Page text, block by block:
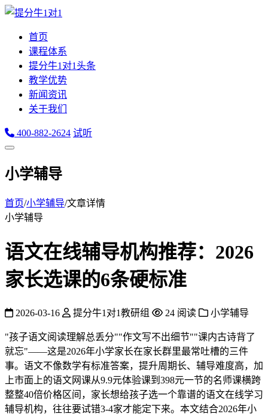
首页
课程体系
提分牛1对1头条
教学优势
新闻资讯
关于我们
400-882-2624 试听
小学辅导
首页/小学辅导/文章详情
小学辅导
语文在线辅导机构推荐：2026
家长选课的6条硬标准
2026-03-16 提分牛1对1教研组 24 阅读 小学辅导
"孩子语文阅读理解总丢分""作文写不出细节""课内古诗背了
就忘"——这是2026年小学家长在家长群里最常吐槽的三件
事。语文不像数学有标准答案，提升周期长、辅导难度高，加
上市面上的语文网课从9.9元体验课到398元一节的名师课横跨
整整40倍价格区间，家长想给孩子选一个靠谱的语文在线学习
辅导机构，往往要试错3-4家才能定下来。本文结合2026年小